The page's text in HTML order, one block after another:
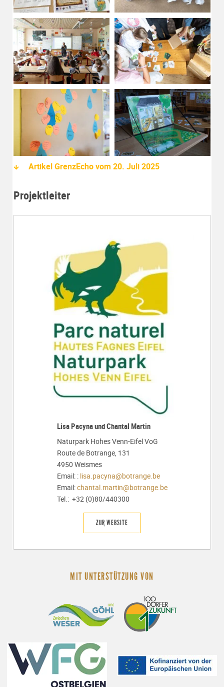
Artikel GrenzEcho vom 20. Juli 2025
Projektleiter
Lisa Pacyna und Chantal Martin
Naturpark Hohes Venn-Eifel VoG
Route de Botrange, 131
4950 Weismes
Email: : lisa.pacyna@botrange.be
Email:chantal.martin@botrange.be
Tel.: +32 (0)80/440300
ZUR WEBSITE
MIT UNTERSTÜTZUNG VON